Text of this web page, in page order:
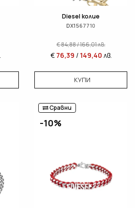
Diesel колие
DX1567710
€84,88/166,01лв.
€ 76,39 / 149,40 лв.
КУПИ
Сравни
-10%